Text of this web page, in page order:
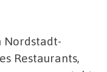
Nordstadt-
Restaurants,